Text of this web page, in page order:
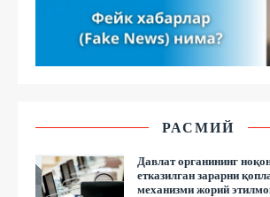
РАСМИЙ
Давлат органининг
етказилган зарарни
механизми жорий